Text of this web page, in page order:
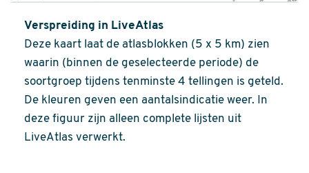
Verspreiding in LiveAtlas
Deze kaart laat de atlasblokken (5 x 5 km) zien
waarin (binnen de geselecteerde periode) de
soortgroep tijdens tenminste 4 tellingen is geteld.
De kleuren geven een aantalsindicatie weer. In
deze figuur zijn alleen complete lijsten uit
LiveAtlas verwerkt.